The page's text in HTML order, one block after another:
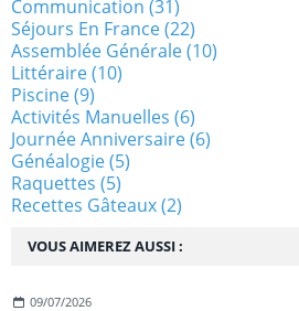
VOUS AIMEREZ AUSSI :
09/07/2026
Communication (31)
Séjours En France(22)
Assemblée Générale(10)
Littéraire(10)
Piscine(9)
Activités Manuelles (6)
Journée Anniversaire(6)
Généalogie(5)
Raquettes (5)
Recettes Gâteaux(2)